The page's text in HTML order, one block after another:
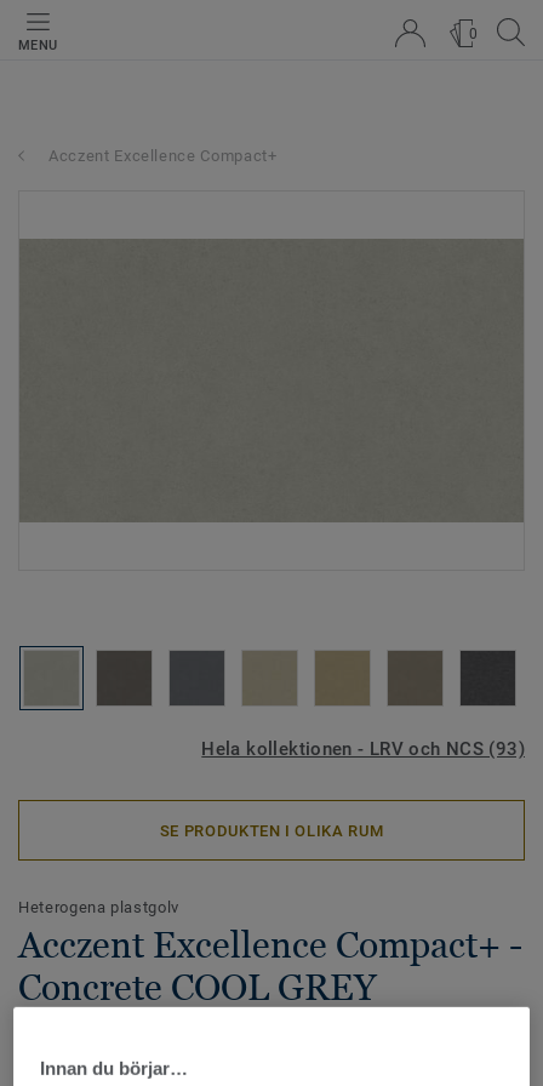
MENU
0
Acczent Excellence Compact+
Hela kollektionen - LRV och NCS (93)
SE PRODUKTEN I OLIKA RUM
Heterogena plastgolv
Acczent Excellence Compact+ -
Concrete COOL GREY
familjen, med lågt rullmotstånd samtidigt som den ger 8 dB
Innan du börjar…